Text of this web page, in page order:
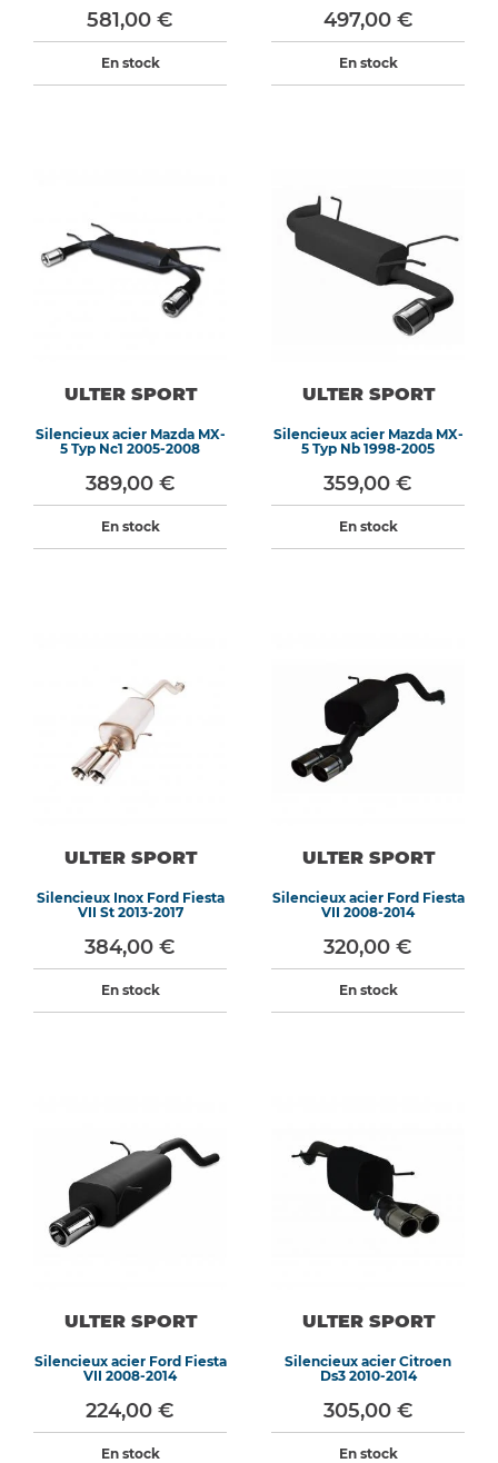
581,00 €
En stock
497,00 €
En stock
ULTER SPORT
Silencieux acier Mazda MX-
5 Typ Nc1 2005-2008
389,00 €
En stock
ULTER SPORT
Silencieux acier Mazda MX-
5 Typ Nb 1998-2005
359,00 €
En stock
ULTER SPORT
Silencieux Inox Ford Fiesta
VII St 2013-2017
384,00 €
En stock
ULTER SPORT
Silencieux acier Ford Fiesta
VII 2008-2014
320,00 €
En stock
ULTER SPORT
Silencieux acier Ford Fiesta
VII 2008-2014
224,00 €
En stock
ULTER SPORT
Silencieux acier Citroen
Ds3 2010-2014
305,00 €
En stock